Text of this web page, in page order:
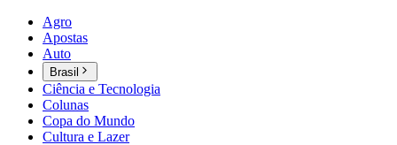
Agro
Apostas
Auto
Brasil
Ciência e Tecnologia
Colunas
Copa do Mundo
Cultura e Lazer